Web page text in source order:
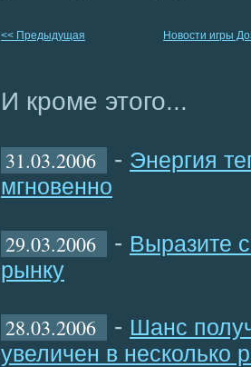
<< Предыдущая Новости игры
И кроме этого...
31.03.2006 - Энергия
мгновенно
29.03.2006 - Выразите
рынку
28.03.2006 - Шанс
увеличен в несколько